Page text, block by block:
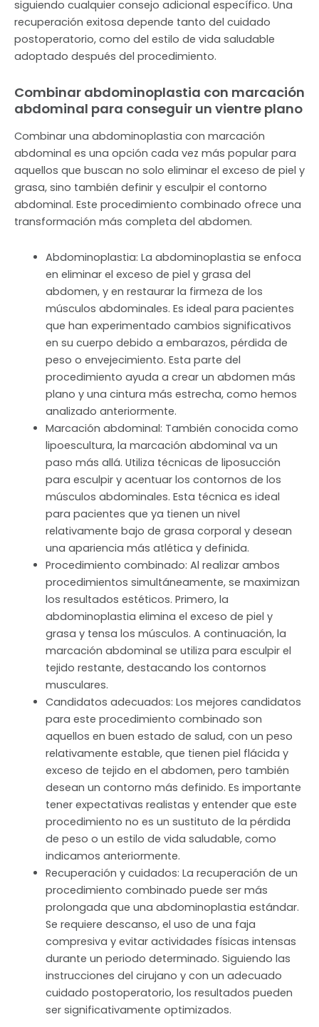
siguiendo cualquier consejo adicional específico. Una
recuperación exitosa depende tanto del cuidado
postoperatorio, como del estilo de vida saludable
adoptado después del procedimiento.
Combinar abdominoplastia con marcación
abdominal para conseguir un vientre plano
Combinar una abdominoplastia con marcación
abdominal es una opción cada vez más popular para
aquellos que buscan no solo eliminar el exceso de piel y
grasa, sino también definir y esculpir el contorno
abdominal. Este procedimiento combinado ofrece una
transformación más completa del abdomen.
Abdominoplastia: La abdominoplastia se enfoca
en eliminar el exceso de piel y grasa del
abdomen, y en restaurar la firmeza de los
músculos abdominales. Es ideal para pacientes
que han experimentado cambios significativos
en su cuerpo debido a embarazos, pérdida de
peso o envejecimiento. Esta parte del
procedimiento ayuda a crear un abdomen más
plano y una cintura más estrecha, como hemos
analizado anteriormente.
Marcación abdominal: También conocida como
lipoescultura, la marcación abdominal va un
paso más allá. Utiliza técnicas de liposucción
para esculpir y acentuar los contornos de los
músculos abdominales. Esta técnica es ideal
para pacientes que ya tienen un nivel
relativamente bajo de grasa corporal y desean
una apariencia más atlética y definida.
Procedimiento combinado: Al realizar ambos
procedimientos simultáneamente, se maximizan
los resultados estéticos. Primero, la
abdominoplastia elimina el exceso de piel y
grasa y tensa los músculos. A continuación, la
marcación abdominal se utiliza para esculpir el
tejido restante, destacando los contornos
musculares.
Candidatos adecuados: Los mejores candidatos
para este procedimiento combinado son
aquellos en buen estado de salud, con un peso
relativamente estable, que tienen piel flácida y
exceso de tejido en el abdomen, pero también
desean un contorno más definido. Es importante
tener expectativas realistas y entender que este
procedimiento no es un sustituto de la pérdida
de peso o un estilo de vida saludable, como
indicamos anteriormente.
Recuperación y cuidados: La recuperación de un
procedimiento combinado puede ser más
prolongada que una abdominoplastia estándar.
Se requiere descanso, el uso de una faja
compresiva y evitar actividades físicas intensas
durante un periodo determinado. Siguiendo las
instrucciones del cirujano y con un adecuado
cuidado postoperatorio, los resultados pueden
ser significativamente optimizados.